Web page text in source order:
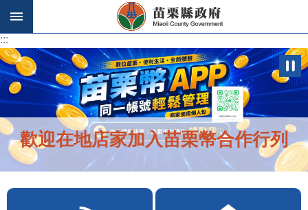
跳到主要內容區塊
:::
:::
歡迎在地店家加入苗栗幣合作行列